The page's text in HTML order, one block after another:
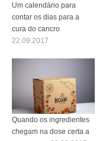
Um calendário para
contar os dias para a
cura do cancro
22.09.2017
Quando os ingredientes
chegam na dose certa a